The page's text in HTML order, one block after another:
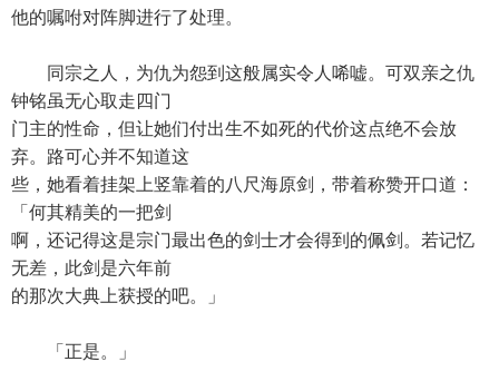
他的嘱咐对阵脚进行了处理。
同宗之人，为仇为怨到这般属实令人唏嘘。可双亲之仇
钟铭虽无心取走四门
门主的性命，但让她们付出生不如死的代价这点绝不会放
弃。路可心并不知道这
些，她看着挂架上竖靠着的八尺海原剑，带着称赞开口道：
「何其精美的一把剑
啊，还记得这是宗门最出色的剑士才会得到的佩剑。若记忆
无差，此剑是六年前
的那次大典上获授的吧。」
「正是。」